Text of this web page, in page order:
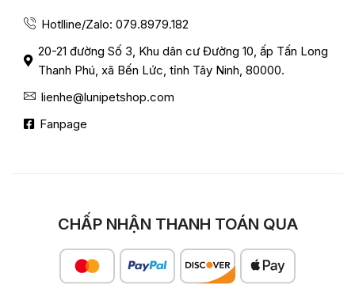
Hotlline/Zalo: 079.8979.182
20-21 đường Số 3, Khu dân cư Đường 10, ấp Tấn Long
Thanh Phú, xã Bến Lức, tỉnh Tây Ninh, 80000.
lienhe@lunipetshop.com
Fanpage
CHẤP NHẬN THANH TOÁN QUA